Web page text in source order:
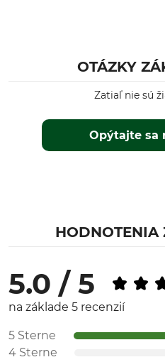
OTÁZKY
Opýtajte sa
Zatiaľ nie sú
HODNOTENIA
5.0 / 5
na základe 5 recenzií
5 Sterne
4 Sterne